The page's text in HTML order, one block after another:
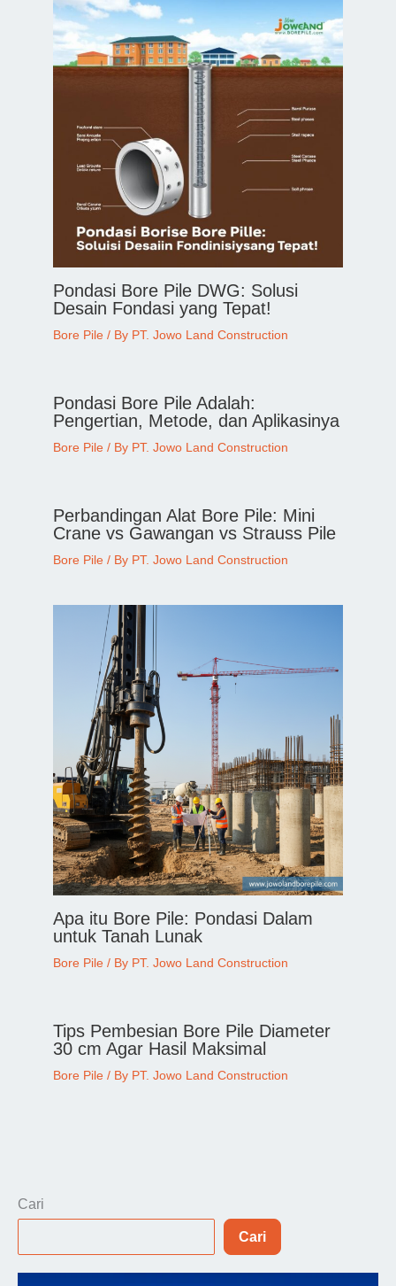
Pondasi Bore Pile DWG: Solusi
Desain Fondasi yang Tepat!
Bore Pile / By PT. Jowo Land Construction
Pondasi Bore Pile Adalah:
Pengertian, Metode, dan Aplikasinya
Bore Pile / By PT. Jowo Land Construction
Perbandingan Alat Bore Pile: Mini
Crane vs Gawangan vs Strauss Pile
Bore Pile / By PT. Jowo Land Construction
Apa itu Bore Pile: Pondasi Dalam
untuk Tanah Lunak
Bore Pile / By PT. Jowo Land Construction
Tips Pembesian Bore Pile Diameter
30 cm Agar Hasil Maksimal
Bore Pile / By PT. Jowo Land Construction
Cari
Cari